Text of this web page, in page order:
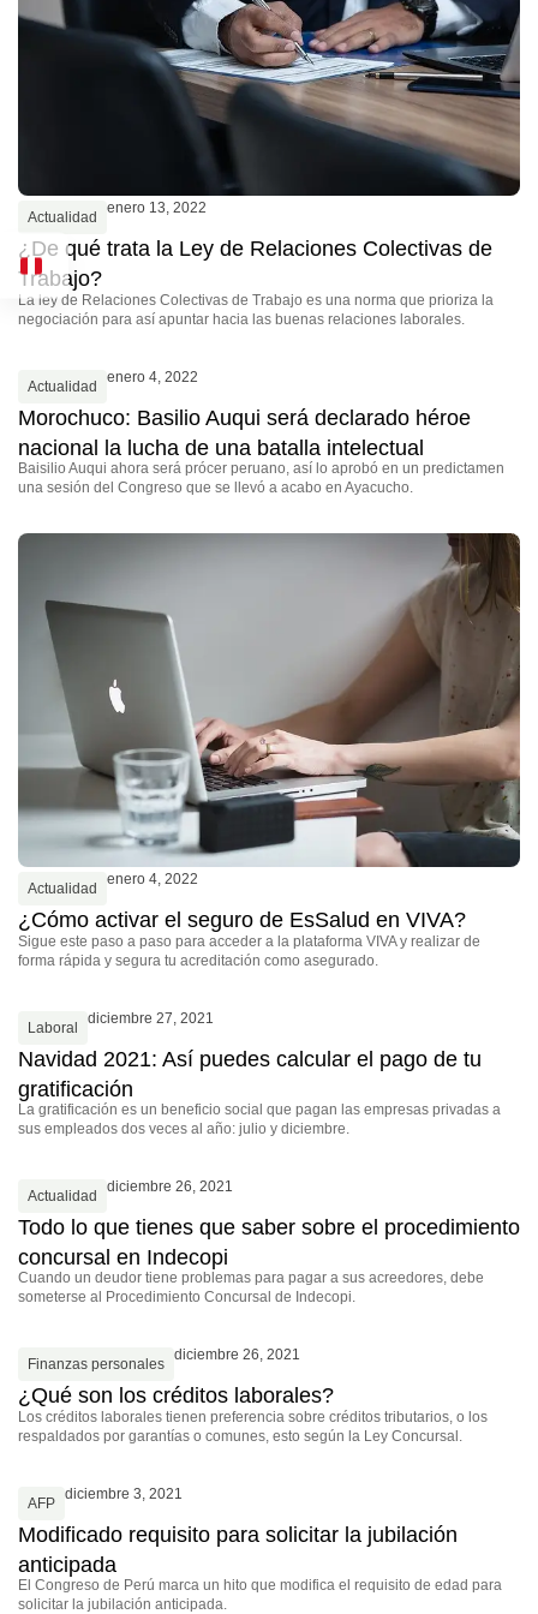
Actualidad
enero 13, 2022
¿De qué trata la Ley de Relaciones Colectivas de
Trabajo?
La ley de Relaciones Colectivas de Trabajo es una norma que prioriza la
negociación para así apuntar hacia las buenas relaciones laborales.
Actualidad
enero 4, 2022
Morochuco: Basilio Auqui será declarado héroe
nacional la lucha de una batalla intelectual
Baisilio Auqui ahora será prócer peruano, así lo aprobó en un predictamen
una sesión del Congreso que se llevó a acabo en Ayacucho.
Actualidad
enero 4, 2022
¿Cómo activar el seguro de EsSalud en VIVA?
Sigue este paso a paso para acceder a la plataforma VIVA y realizar de
forma rápida y segura tu acreditación como asegurado.
Laboral
diciembre 27, 2021
Navidad 2021: Así puedes calcular el pago de tu
gratificación
La gratificación es un beneficio social que pagan las empresas privadas a
sus empleados dos veces al año: julio y diciembre.
Actualidad
diciembre 26, 2021
Todo lo que tienes que saber sobre el procedimiento
concursal en Indecopi
Cuando un deudor tiene problemas para pagar a sus acreedores, debe
someterse al Procedimiento Concursal de Indecopi.
Finanzas personales
diciembre 26, 2021
¿Qué son los créditos laborales?
Los créditos laborales tienen preferencia sobre créditos tributarios, o los
respaldados por garantías o comunes, esto según la Ley Concursal.
AFP
diciembre 3, 2021
Modificado requisito para solicitar la jubilación
anticipada
El Congreso de Perú marca un hito que modifica el requisito de edad para
solicitar la jubilación anticipada.